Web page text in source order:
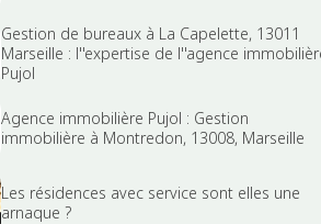
Gestion de bureaux à La Capelette, 13011
Marseille : l''expertise de l''agence
Pujol
Agence immobilière Pujol : Gestion
immobilière à Montredon, 13008, Marseille
Les résidences avec service sont elles une
arnaque ?